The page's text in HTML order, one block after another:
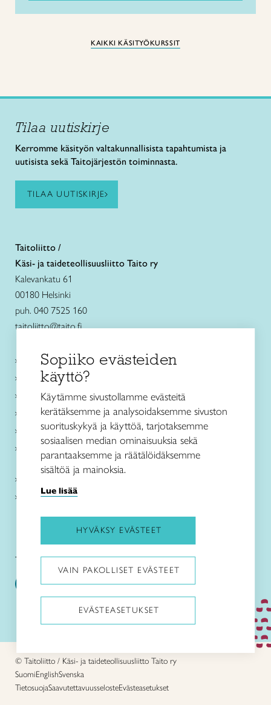
KAIKKI KÄSITYÖKURSSIT
Tilaa uutiskirje
Kerromme käsityön valtakunnallisista tapahtumista ja
uutisista sekä Taitojärjestön toiminnasta.
TILAA UUTISKIRJE
Taitoliitto /
Käsi- ja taideteollisuusliitto Taito ry
Kalevankatu 61
00180 Helsinki
puh. 040 7525 160
taitoliitto@taito.fi
Käsityökurssit ja koulutus
Ajankohtaista
Käsityöohjeet
Me olemme Taito
Paikallinen toiminta
Verkkokaupat
Kirjaudu Arviin
Kirjaudu Taitocampukseen
Taitoliitto: Taito-lehti:
© Taitoliitto / Käsi- ja taideteollisuusliitto Taito ry
SuomiEnglishSvenska
TietosuojaSaavutettavuusselosteEvästeasetukset
Sopiiko evästeiden
käyttö?
Käytämme sivustollamme evästeitä
kerätäksemme ja analysoidaksemme sivuston
suorituskykyä ja käyttöä, tarjotaksemme
sosiaalisen median ominaisuuksia sekä
parantaaksemme ja räätälöidäksemme
sisältöä ja mainoksia.
Lue lisää
HYVÄKSY EVÄSTEET
VAIN PAKOLLISET EVÄSTEET
EVÄSTEASETUKSET